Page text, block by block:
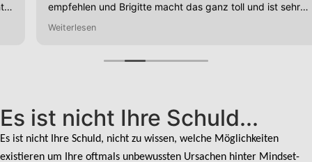
empfehlen und Brigitte macht das ganz toll und ist sehr
Weiterlesen
Es ist nicht Ihre Schuld...
Es ist nicht Ihre Schuld, nicht zu wissen, welche Möglichkeiten
existieren um Ihre oftmals unbewussten Ursachen hinter Mindset-